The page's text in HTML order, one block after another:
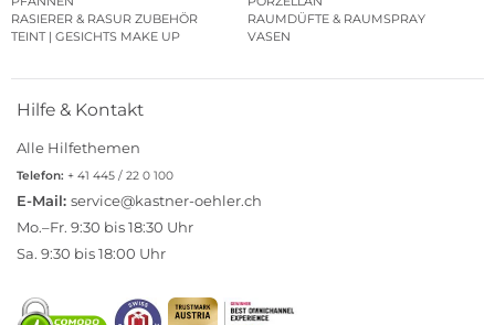
RASIERER & RASUR ZUBEHÖR
RAUMDÜFTE & RAUMSPRAY
TEINT | GESICHTS MAKE UP
VASEN
Hilfe & Kontakt
Alle Hilfethemen
Telefon: + 41 445 / 22 0 100
E-Mail: service@kastner-oehler.ch
Mo.–Fr. 9:30 bis 18:30 Uhr
Sa. 9:30 bis 18:00 Uhr